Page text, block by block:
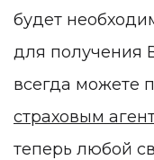
будет
для получения
всегда можете
страховым
теперь любой